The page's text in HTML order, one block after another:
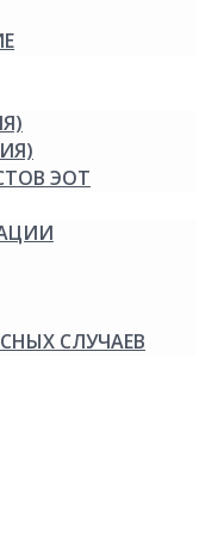
ЭОТ
СЛУЧАЕВ